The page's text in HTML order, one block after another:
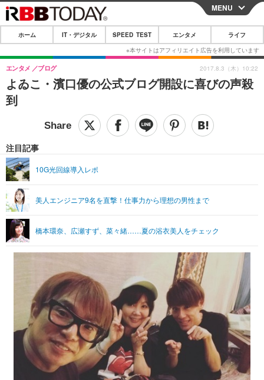
CLOSE
ホーム
IT・デジタル
IT・デジタルTOP スマートフォン
ショッピング その他
SPEED TEST
エンタメTOP 映画・ドラマ
グラビア ブログ
ショッピング その他
ライフTOP
リリース一覧
プッシュ通知の停止方法
MENU
ホーム IT・デジタル SPEED TEST エンタメ ライフ
よゐこ・濱口優の公式ブログ開設に喜びの声殺
到
エンタメ ブログ
注目記事
10G光回線導入レポ
美人エンジニア9名を直撃！仕事力から理想の男性まで
橋本環奈、広瀬すず、菜々緒……夏の浴衣美人をチェック
2017.8.3（木）10:22